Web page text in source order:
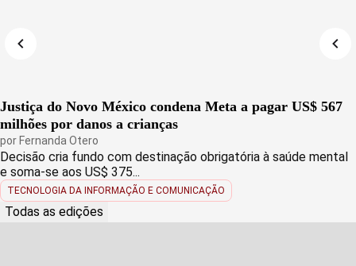
Justiça do Novo México condena Meta a pagar US$ 567
milhões por danos a crianças
por Fernanda Otero
Decisão cria fundo com destinação obrigatória à saúde mental
e soma-se aos US$ 375...
TECNOLOGIA DA INFORMAÇÃO E COMUNICAÇÃO
Todas as edições